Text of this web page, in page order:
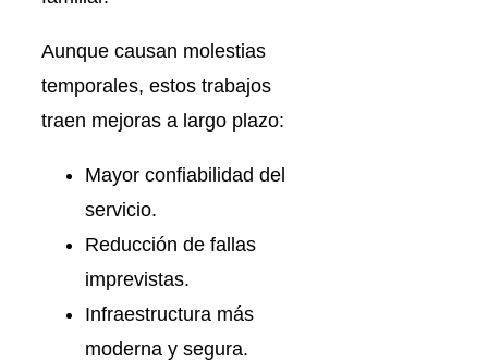
Aunque causan molestias
temporales, estos trabajos
traen mejoras a largo plazo:
Mayor confiabilidad del
servicio.
Reducción de fallas
imprevistas.
Infraestructura más
moderna y segura.